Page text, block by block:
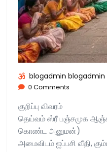
blogadmin blogadmin
0 Comments
குறிப்பு விவரம்
தெய்வம் ஸ்ரீ பஞ்சமுக
கொண்ட அனுமன்)
அமைவிடம் ஐப்பசி வீதி,